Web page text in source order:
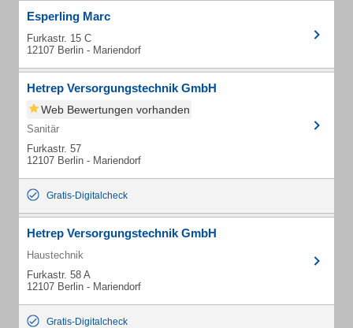
Esperling Marc
Furkastr. 15 C
12107 Berlin - Mariendorf
Hetrep Versorgungstechnik GmbH
Web Bewertungen vorhanden
Sanitär
Furkastr. 57
12107 Berlin - Mariendorf
Gratis-Digitalcheck
Hetrep Versorgungstechnik GmbH
Haustechnik
Furkastr. 58 A
12107 Berlin - Mariendorf
Gratis-Digitalcheck